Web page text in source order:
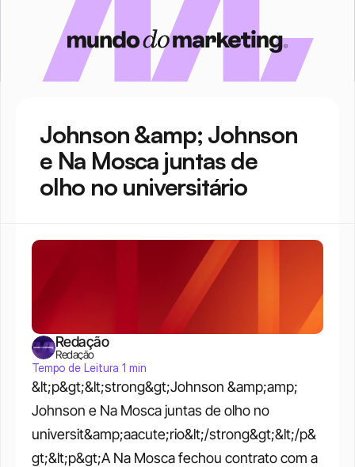
Johnson &amp; Johnson
e Na Mosca juntas de
olho no universitário
&lt;p&gt;&lt;strong&gt;Johnson &amp;amp;
Johnson e Na Mosca juntas de olho no
universit&amp;aacute;rio&lt;/strong&gt;&lt;/p&
gt;&lt;p&gt;A Na Mosca fechou contrato com a
Redação
Redação
Tempo de Leitura 1 min